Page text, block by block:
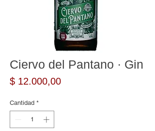
Ciervo del Pantano · Gin
$ 12.000,00Precio
Cantidad *